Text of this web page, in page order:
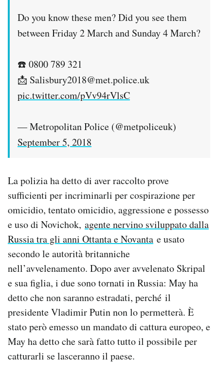
Do you know these men? Did you see them
between Friday 2 March and Sunday 4 March?
☎️ 0800 789 321
📩 Salisbury2018@met.police.uk
pic.twitter.com/pVv94rVlsC
— Metropolitan Police (@metpoliceuk)
September 5, 2018
La polizia ha detto di aver raccolto prove
sufficienti per incriminarli per cospirazione per
omicidio, tentato omicidio, aggressione e possesso
e uso di Novichok, agente nervino sviluppato dalla
Russia tra gli anni Ottanta e Novanta e usato
secondo le autorità britanniche
nell’avvelenamento. Dopo aver avvelenato Skripal
e sua figlia, i due sono tornati in Russia: May ha
detto che non saranno estradati, perché il
presidente Vladimir Putin non lo permetterà. È
stato però emesso un mandato di cattura europeo, e
May ha detto che sarà fatto tutto il possibile per
catturarli se lasceranno il paese.